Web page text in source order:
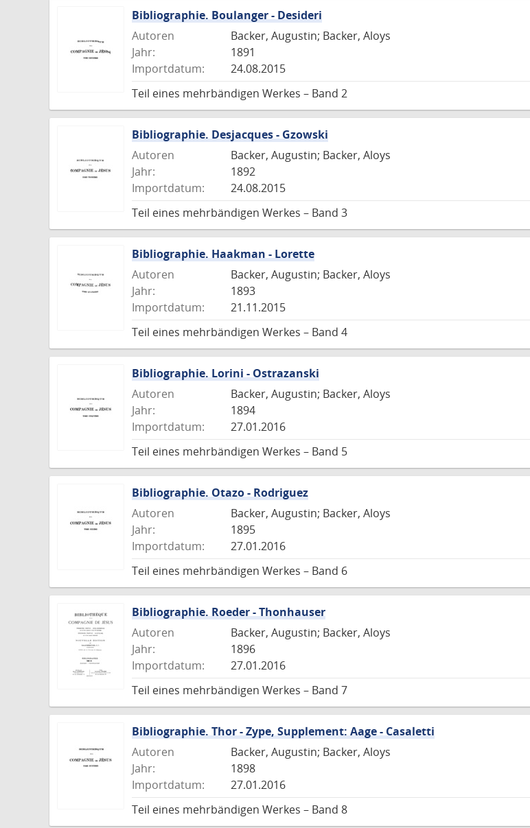
Bibliographie. Boulanger - Desideri
Autoren
Backer, Augustin; Backer, Aloys
Jahr:
1891
Importdatum:
24.08.2015
Teil eines mehrbändigen Werkes – Band 2
Bibliographie. Desjacques - Gzowski
Autoren
Backer, Augustin; Backer, Aloys
Jahr:
1892
Importdatum:
24.08.2015
Teil eines mehrbändigen Werkes – Band 3
Bibliographie. Haakman - Lorette
Autoren
Backer, Augustin; Backer, Aloys
Jahr:
1893
Importdatum:
21.11.2015
Teil eines mehrbändigen Werkes – Band 4
Bibliographie. Lorini - Ostrazanski
Autoren
Backer, Augustin; Backer, Aloys
Jahr:
1894
Importdatum:
27.01.2016
Teil eines mehrbändigen Werkes – Band 5
Bibliographie. Otazo - Rodriguez
Autoren
Backer, Augustin; Backer, Aloys
Jahr:
1895
Importdatum:
27.01.2016
Teil eines mehrbändigen Werkes – Band 6
Bibliographie. Roeder - Thonhauser
Autoren
Backer, Augustin; Backer, Aloys
Jahr:
1896
Importdatum:
27.01.2016
Teil eines mehrbändigen Werkes – Band 7
Bibliographie. Thor - Zype, Supplement: Aage - Casaletti
Autoren
Backer, Augustin; Backer, Aloys
Jahr:
1898
Importdatum:
27.01.2016
Teil eines mehrbändigen Werkes – Band 8